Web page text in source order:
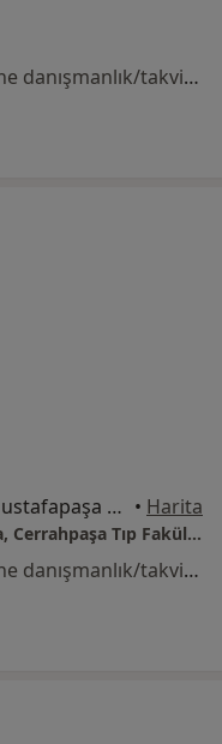
Bu uzman ilgili adres için online danışmanlık/takvim sunmuyor.
Cerrahpaşa Mahallesi Koca Mustafapaşa Caddesi No:34/E, Fatih • Harita
İstanbul Üniversitesi-Cerrahpaşa, Cerrahpaşa Tıp Fakültesi
Bu uzman ilgili adres için online danışmanlık/takvim sunmuyor.